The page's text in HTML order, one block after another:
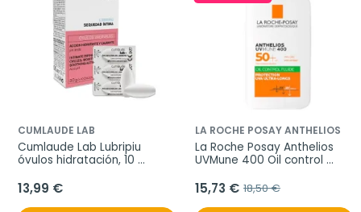
CUMLAUDE LAB
Cumlaude Lab Lubripiu
óvulos hidratación, 10
13,99 €
LA ROCHE POSAY ANTHELIOS
La Roche Posay Anthelios
UVMune 400 Oil control
15,73 € 18,50 €